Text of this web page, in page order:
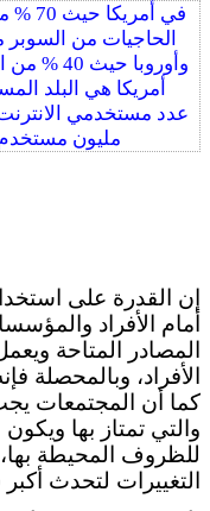
في
الحاجيات من السوبر
وأوروبا حيث 40 % من الأسر في فرنسا تملك حاسوب منزلي.
أمريكا هي البلد
مليون مستخدم من أصل
إن القدرة على
أمام الأفراد
المصادر المتاحة
الأفراد، وبالمحصلة
كما أن المجتمعات
والتي تمتاز بها
للظروف المحيطة
التغييرات لتحدث